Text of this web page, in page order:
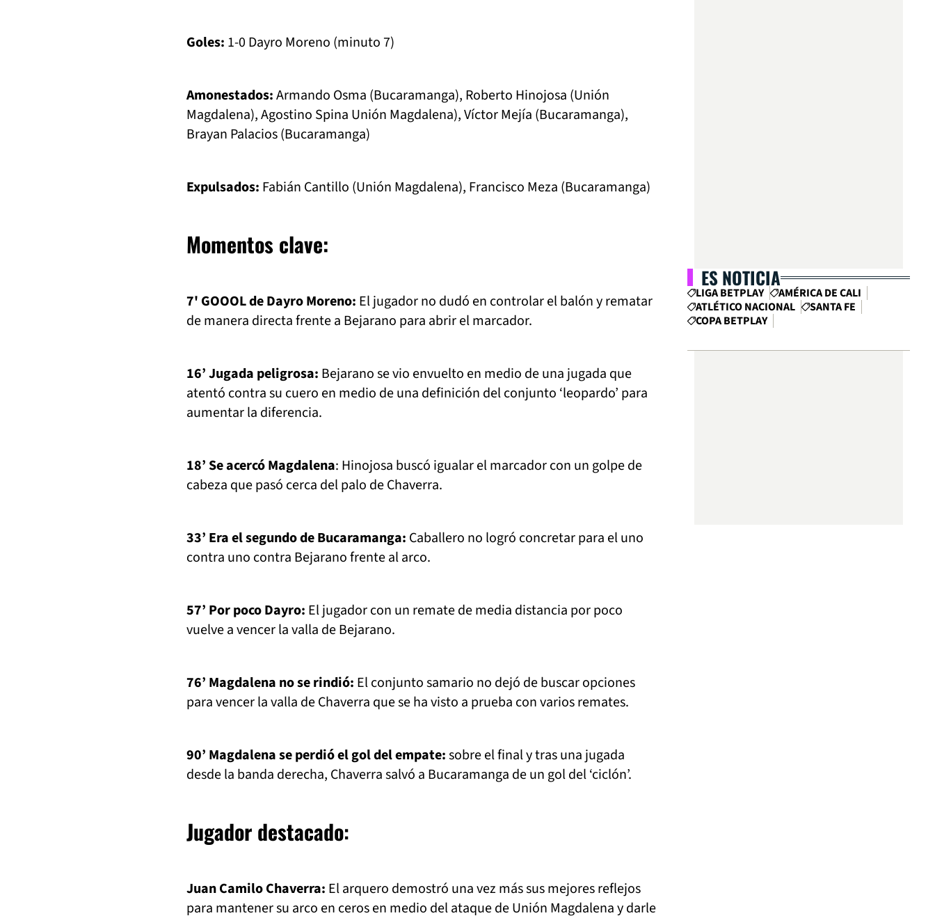
Goles: 1-0 Dayro Moreno (minuto 7)
Amonestados:Armando Osma (Bucaramanga), Roberto Hinojosa (Unión
Magdalena), Agostino Spina Unión Magdalena), Víctor Mejía (Bucaramanga),
Brayan Palacios (Bucaramanga)
Expulsados: Fabián Cantillo (Unión Magdalena), Francisco Meza (Bucaramanga)
Momentos clave:
7' GOOOL de Dayro Moreno: El jugador no dudó en controlar el balón y rematar
de manera directa frente a Bejarano para abrir el marcador.
16’ Jugada peligrosa: Bejarano se vio envuelto en medio de una jugada que
atentó contra su cuero en medio de una definición del conjunto ‘leopardo’ para
aumentar la diferencia.
18’ Se acercó Magdalena: Hinojosa buscó igualar el marcador con un golpe de
cabeza que pasó cerca del palo de Chaverra.
33’ Era el segundo de Bucaramanga: Caballero no logró concretar para el uno
contra uno contra Bejarano frente al arco.
57’ Por poco Dayro: El jugador con un remate de media distancia por poco
vuelve a vencer la valla de Bejarano.
76’ Magdalena no se rindió: El conjunto samario no dejó de buscar opciones
para vencer la valla de Chaverra que se ha visto a prueba con varios remates.
90’ Magdalena se perdió el gol del empate:sobre el final y tras una jugada
desde la banda derecha, Chaverra salvó a Bucaramanga de un gol del ‘ciclón’.
Jugador destacado:
Juan Camilo Chaverra: El arquero demostró una vez más sus mejores reflejos
para mantener su arco en ceros en medio del ataque de Unión Magdalena y darle
ES NOTICIA
LIGA BETPLAY
AMÉRICA DE CALI
ATLÉTICO NACIONAL
SANTA FE
COPA BETPLAY